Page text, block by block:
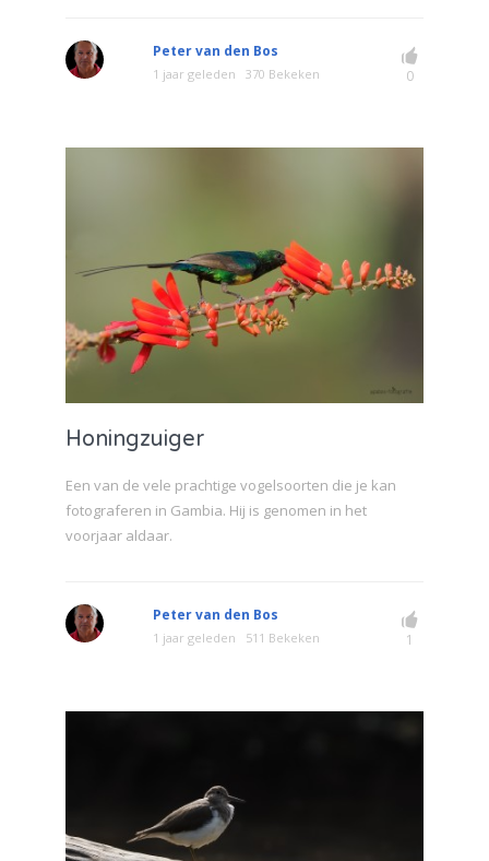
Peter van den Bos
1 jaar geleden 370 Bekeken 0
Honingzuiger
Een van de vele prachtige vogelsoorten die je kan
fotograferen in Gambia. Hij is genomen in het
voorjaar aldaar.
Peter van den Bos
1 jaar geleden 511 Bekeken 1